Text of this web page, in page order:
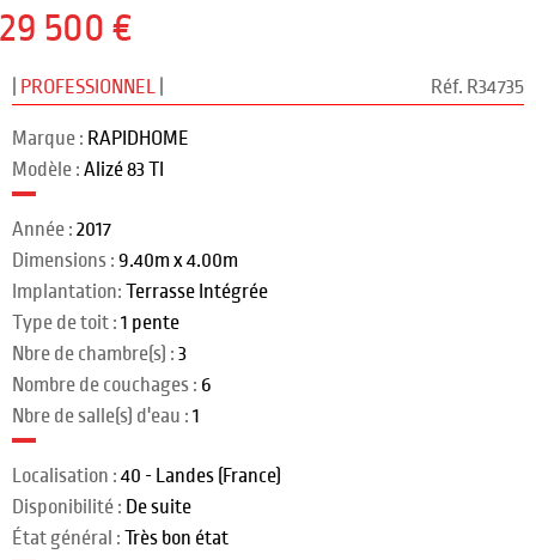
29 500 €
PROFESSIONNEL Réf. R34735
Marque : RAPIDHOME
Modèle : Alizé 83 TI
Année : 2017
Dimensions : 9.40m x 4.00m
Implantation: Terrasse Intégrée
Type de toit : 1 pente
Nbre de chambre(s) : 3
Nombre de couchages : 6
Nbre de salle(s) d'eau : 1
Localisation : 40 - Landes (France)
Disponibilité : De suite
État général : Très bon état